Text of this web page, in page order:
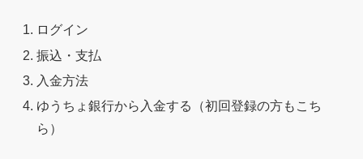
ログイン
振込・支払
入金方法
ゆうちょ銀行から入金する（初回登録の方もこち
ら）